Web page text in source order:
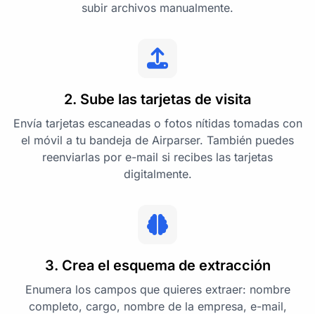
subir archivos manualmente.
2. Sube las tarjetas de visita
Envía tarjetas escaneadas o fotos nítidas tomadas con
el móvil a tu bandeja de Airparser. También puedes
reenviarlas por e-mail si recibes las tarjetas
digitalmente.
3. Crea el esquema de extracción
Enumera los campos que quieres extraer: nombre
completo, cargo, nombre de la empresa, e-mail,